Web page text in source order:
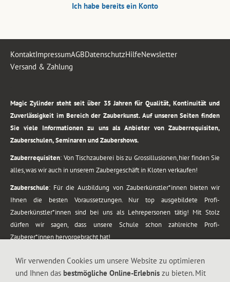
Ich habe bereits ein Konto
KontaktImpressumAGBDatenschutzHilfeNewsletter
Versand & Zahlung
Magic Zylinder steht seit über 35 Jahren für Qualität, Kontinuität und
Zuverlässigkeit im Bereich der Zauberkunst. Auf unseren Seiten finden
Sie viele Informationen zu uns als Anbieter von Zauberrequisiten,
Zauberschulen, Seminaren und Zaubershows.
Zauberrequisiten: Von Tischzauberei bis zu Grossillusionen, hier finden Sie
alles, was wir auch in unserem Zaubergeschäft in Kloten verkaufen!
Zauberschule: Für die Ausbildung von Zauberkünstler*innen bieten wir
Ihnen die besten Voraussetzungen. Nur top ausgebildete Profi-
Zauberkünstler*innen sind bei uns als Lehrepersonen tätig! Mit Stolz
dürfen wir sagen, dass unsere Schule schon zahlreiche Profi-
Zauberer*innen hervorgebracht hat!
vom Kinderprogramm bis zur Tischzauberei. Lassen Sie sich faszinieren von
meiner Zauber-Sprech-Show, angerührt mit sprachlichen Sequenzen,
Wir verwenden Cookies um unsere Website zu optimieren
und Ihnen das bestmögliche Online-Erlebnis zu bieten. Mit